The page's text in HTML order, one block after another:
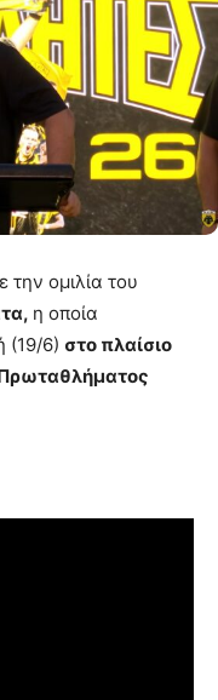
την ομιλία του
η οποία
(19/6) στο πλαίσιο
Πρωταθλήματος